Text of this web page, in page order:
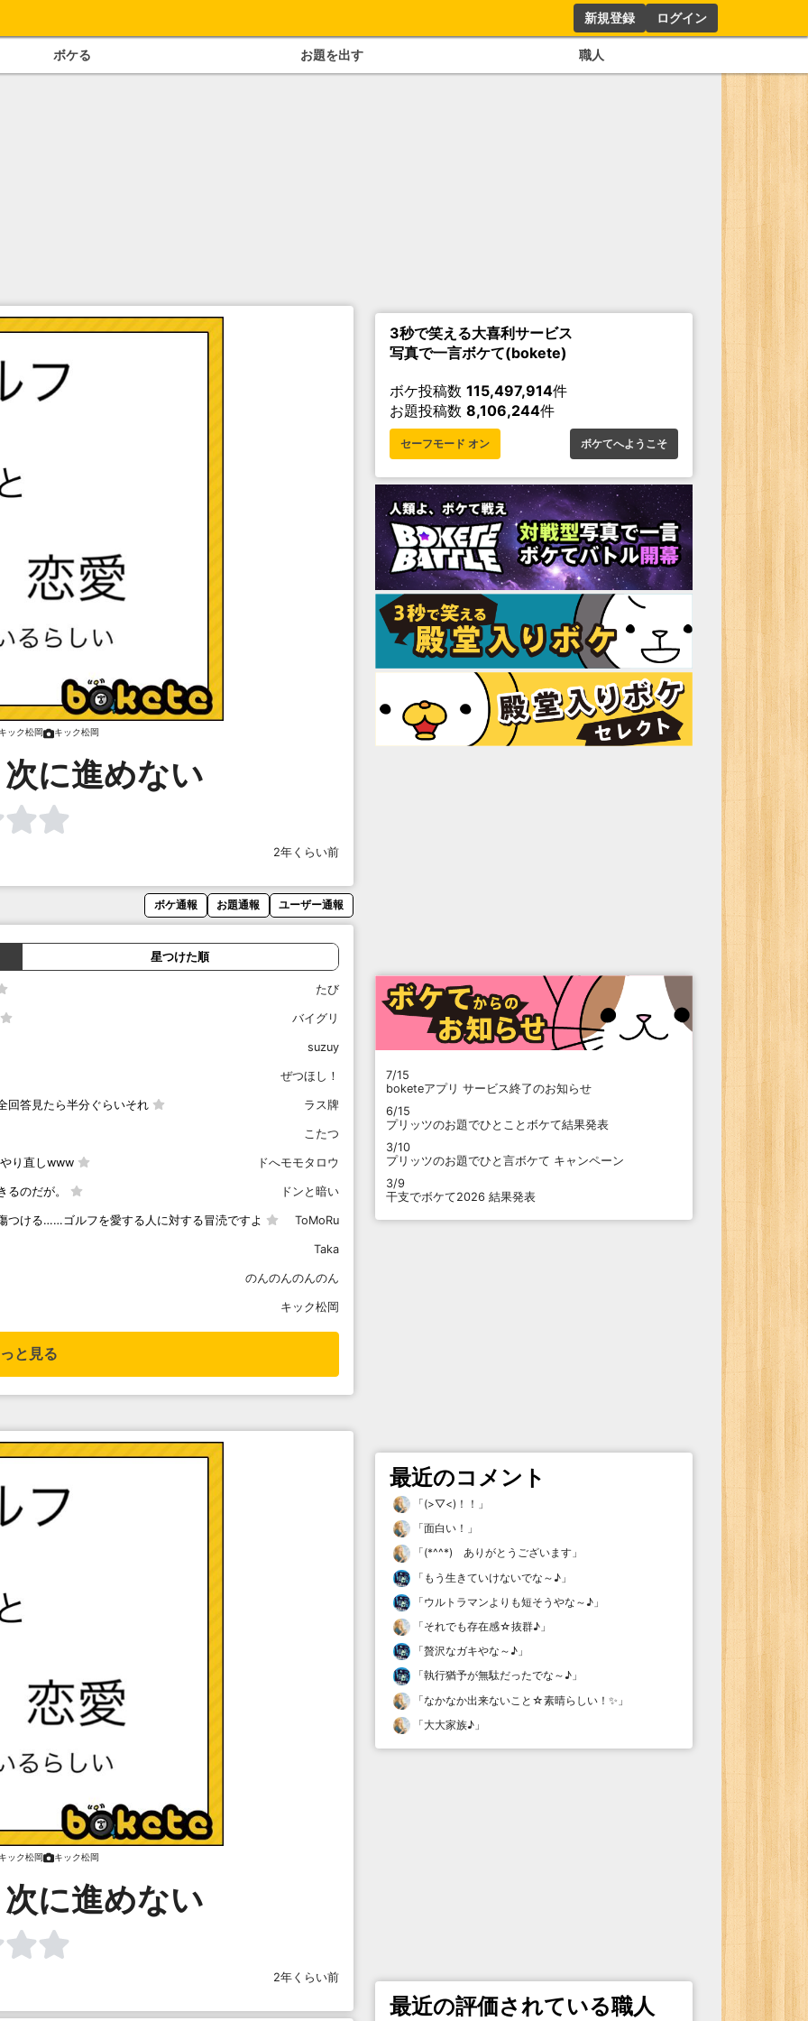
新規登録 ログイン
ボケる お題を出す 職人
ック松岡 キック松岡
に進めない
2年くらい前
ボケ通報 お題通報 ユーザー通報
星つけた順
たび
バイグリ
suzuy
ぜつほし！
回答見たら半分ぐらいそれ ラス牌
こたつ
り直しwww ドへモモタロウ
のだが。 ドンと暗い
つける……ゴルフを愛する人に対する冒涜ですよ ToMoRu
Taka
のんのんのんのん
キック松岡
と見る
ック松岡 キック松岡
に進めない
2年くらい前
3秒で笑える大喜利サービス
写真で一言ボケて(bokete)
ボケ投稿数 115,497,914件
お題投稿数 8,106,244件
セーフモード オン ボケてへようこそ
7/15
boketeアプリ サービス終了のお知らせ
6/15
プリッツのお題でひとことボケて結果発表
3/10
プリッツのお題でひと言ボケて キャンペーン
3/9
干支でボケて2026 結果発表
最近のコメント
「(>▽<)！！ 」
「面白い！ 」
「(*^^*) ありがとうございます 」
「 もう生きていけないでな～♪ 」
「ウルトラマンよりも短そうやな～♪ 」
「それでも存在感☆抜群♪ 」
「贅沢なガキやな～♪ 」
「執行猶予が無駄だったでな～♪ 」
「なかなか出来ないこと☆素晴らしい！✨ 」
「大大家族♪ 」
最近の評価されている職人